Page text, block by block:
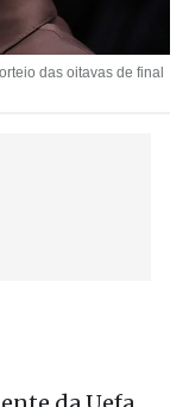
das oitavas de final